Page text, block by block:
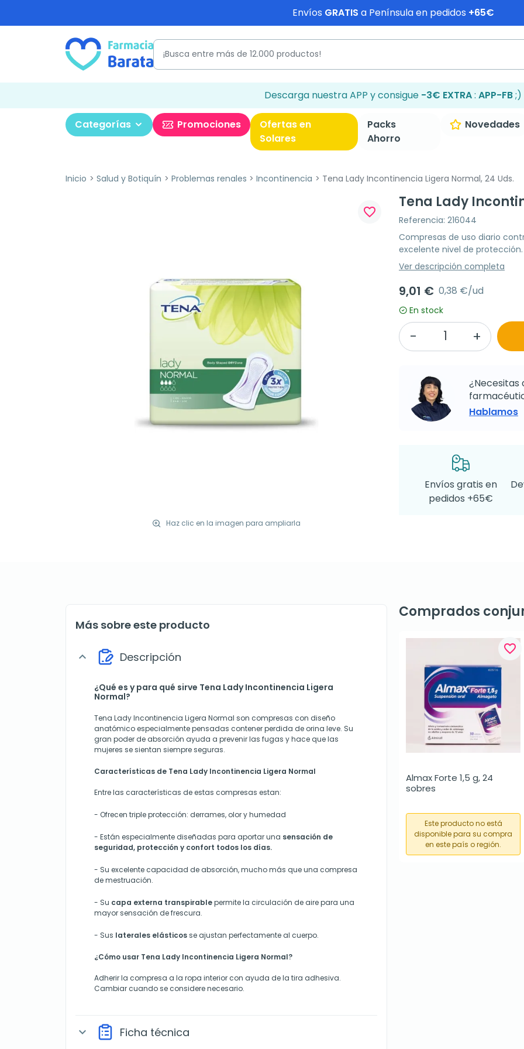
Envíos GRATIS a Península en pedidos +65€
Descarga nuestra APP y consigue -3€ EXTRA: APP-FB;)
Categorías Promociones
Ofertas en
Solares
Packs
Ahorro
Novedades
Inicio Salud y Botiquín Problemas renales Incontinencia Tena Lady Incontinencia Ligera Normal, 24 Uds.
Haz clic en la imagen para ampliarla
favorite_border
Tena Lady
Referencia: 216044
Compresas de uso diario
excelente nivel de
Ver descripción completa
9,01 € 0,38 €/ud
En stock
¿Necesitas
Hablamos
Envíos gratis en
pedidos +65€
Más sobre este producto
expand_more Descripción
¿Qué es y para qué sirve Tena Lady Incontinencia Ligera
Normal?
Tena Lady Incontinencia Ligera Normal son compresas con diseño
anatómico especialmente pensadas contener perdida de orina leve. Su
gran poder de absorción ayuda a prevenir las fugas y hace que las
mujeres se sientan siempre seguras.
Características de Tena Lady Incontinencia Ligera Normal
Entre las características de estas compresas estan:
- Ofrecen triple protección: derrames, olor y humedad
- Están especialmente diseñadas para aportar una sensación de
seguridad, protección y confort todos los días.
- Su excelente capacidad de absorción, mucho más que una compresa
de mestruación.
- Su capa externa transpirablepermite la circulación de aire para una
mayor sensación de frescura.
- Sus laterales elásticosse ajustan perfectamente al cuerpo.
¿Cómo usar Tena Lady Incontinencia Ligera Normal?
Adherir la compresa a la ropa interior con ayuda de la tira adhesiva.
Cambiar cuando se considere necesario.
expand_more Ficha técnica
Comprados
favorite_border
Almax Forte 1,5 g, 24
sobres
Este producto no está
disponible para su compra
en este país o región.